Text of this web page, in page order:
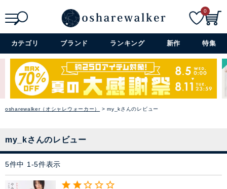
詳細検索+
0
カテゴリ ブランド ランキング 新作 特集
osharewalker（オシャレウォーカー） my_kさんのレビュー
my_kさんのレビュー
5件中 1 -5件表示